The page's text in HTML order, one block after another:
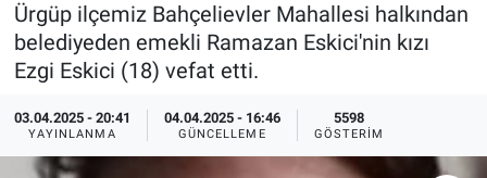
Ürgüp ilçemiz Bahçelievler Mahallesi halkından
belediyeden emekli Ramazan Eskici'nin kızı
Ezgi Eskici (18) vefat etti.
03.04.2025 - 20:41
YAYINLANMA
04.04.2025 - 16:46
GÜNCELLEME
5598
GÖSTERIM
Sağlık
İlan - Duyuru- Mesaj
İlan - Duyuru- Mesaj